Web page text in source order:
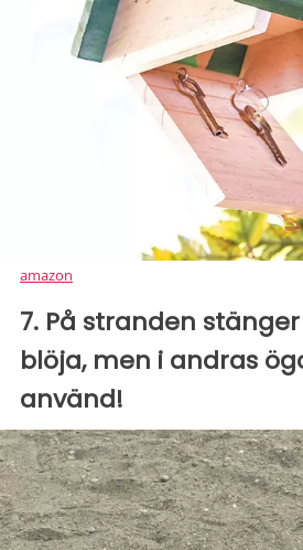
amazon
7. På stranden
blöja, men i andras
använd!